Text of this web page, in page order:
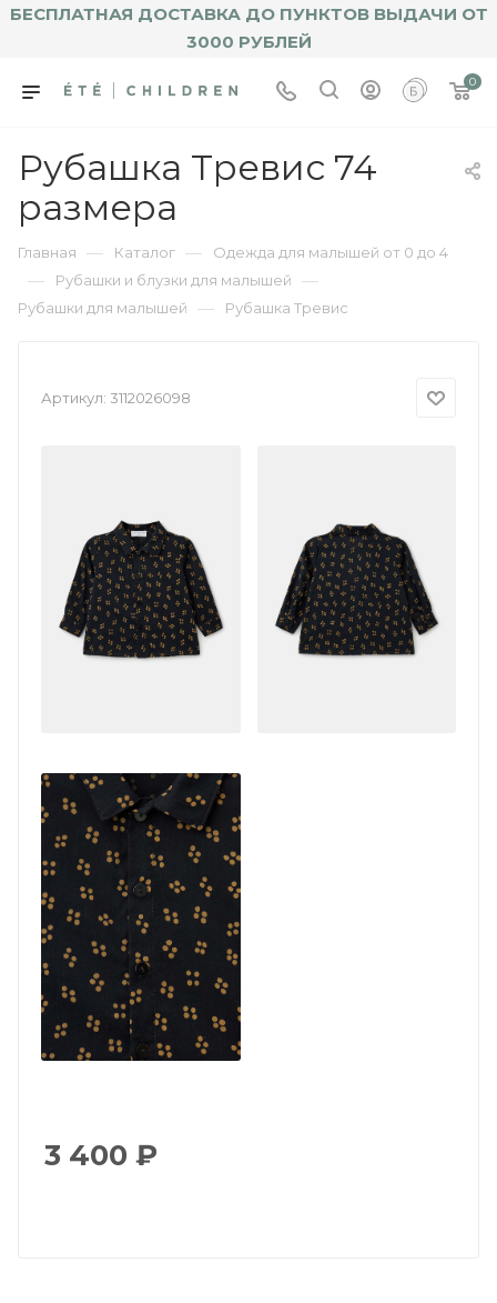
БЕСПЛАТНАЯ ДОСТАВКА ДО ПУНКТОВ ВЫДАЧИ ОТ
3000 РУБЛЕЙ
0
Рубашка Тревис 74
размера
Главная — Каталог — Одежда для малышей от 0 до 4
— Рубашки и блузки для малышей —
Рубашки для малышей — Рубашка Тревис
Артикул: 3112026098
3 400 ₽